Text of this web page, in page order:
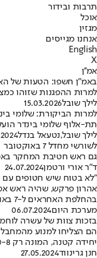
תרבות ובידור
אוכל
מגזין
אנחנו מגייסים
English
X
אמ''ן
באמ"ן חשפו: הטעות של
למרות ההפגנות שזוהו
לילך שובל15.03.2026
למרות הביקורת: שלומי
תת-אלוף שלומי בינדר
לילך שובל,נטעאל בנדל
לשורשי מחדל 7 באוקטובר
גם ראש חטיבת המחקר
ד"ר אורי ורטמן24.07.2024
"לא בטוח שיש חטופים עם
בהחלפת האחראים ל-7 באוקטובר ועל הצורך לשמור על הניסיון במערכת • "אי אפשר להשיג הסדרים ללא הפעלת כוח ואי אפשר להשיג כלום רק בהשגת כוח"
מערכת היום06.07.2024
בזכות צוות של עשרה
הם הצליחו למנוע
יחידה קטנה, המונה רק 10-8 חיילים בסדיר ובמילואים, חלקם לוחמים לשעבר, שתפקידם לאסוף ולחקור את אמצעי הלחימה של האויב ולהכין להם תשובות בשדה הקרב
חנן גרינווד27.05.2024